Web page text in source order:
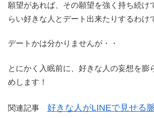
願望があれば、その願望を強く持ち続け
らい好きな人とデート出来たりするわけ
デートかは分かりませんが・・
とにかく入眠前に、好きな人の妄想を膨
めします！
関連記事 好きな人がLINEで見せる